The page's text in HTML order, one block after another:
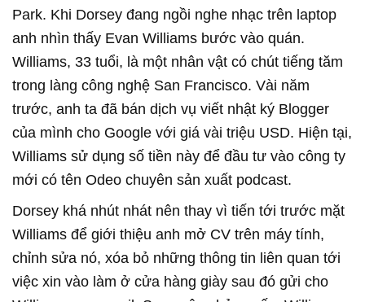
Park. Khi Dorsey đang ngồi nghe nhạc trên laptop
anh nhìn thấy Evan Williams bước vào quán.
Williams, 33 tuổi, là một nhân vật có chút tiếng tăm
trong làng công nghệ San Francisco. Vài năm
trước, anh ta đã bán dịch vụ viết nhật ký Blogger
của mình cho Google với giá vài triệu USD. Hiện tại,
Williams sử dụng số tiền này để đầu tư vào công ty
mới có tên Odeo chuyên sản xuất podcast.
Dorsey khá nhút nhát nên thay vì tiến tới trước mặt
Williams để giới thiệu anh mở CV trên máy tính,
chỉnh sửa nó, xóa bỏ những thông tin liên quan tới
việc xin vào làm ở cửa hàng giày sau đó gửi cho